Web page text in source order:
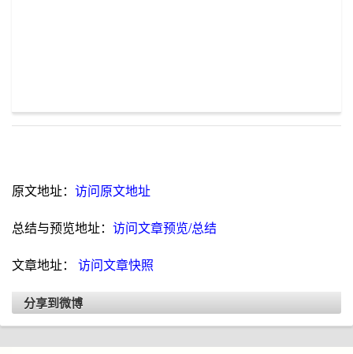
原文地址： 访问原文地址
总结与预览地址： 访问文章预览/总结
文章地址： 访问文章快照
分享到微博